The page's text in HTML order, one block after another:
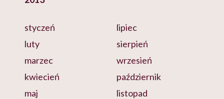
styczeń
luty
marzec
kwiecień
maj
lipiec
sierpień
wrzesień
październik
listopad